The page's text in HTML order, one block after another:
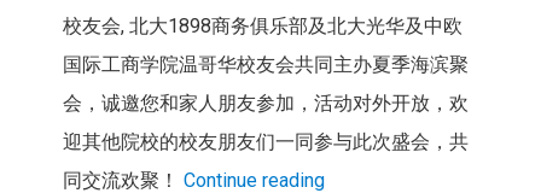
校友会, 北大1898商务俱乐部及北大光华及中欧
国际工商学院温哥华校友会共同主办夏季海滨聚
会，诚邀您和家人朋友参加，活动对外开放，欢
迎其他院校的校友朋友们一同参与此次盛会，共
同交流欢聚！ Continue reading